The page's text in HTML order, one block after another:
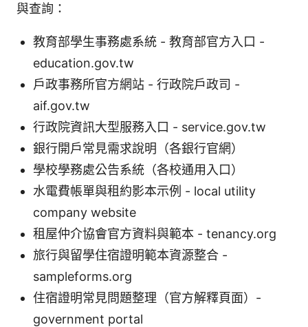
與查詢：
教育部學生事務處系統 - 教育部官方入口 -
education.gov.tw
戶政事務所官方網站 - 行政院戶政司 -
aif.gov.tw
行政院資訊大型服務入口 - service.gov.tw
銀行開戶常見需求說明（各銀行官網）
學校學務處公告系統（各校通用入口）
水電費帳單與租約影本示例 - local utility
company website
租屋仲介協會官方資料與範本 - tenancy.org
旅行與留學住宿證明範本資源整合 -
sampleforms.org
住宿證明常見問題整理（官方解釋頁面）-
government portal